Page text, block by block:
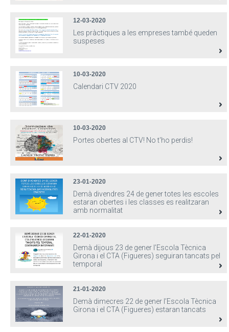
12-03-2020
Les pràctiques a les empreses també queden
suspeses
10-03-2020
Calendari CTV 2020
10-03-2020
Portes obertes al CTV! No t'ho perdis!
23-01-2020
Demà divendres 24 de gener totes les escoles
estaran obertes i les classes es realitzaran
amb normalitat
22-01-2020
Demà dijous 23 de gener l’Escola Tècnica
Girona i el CTA (Figueres) seguiran tancats pel
temporal
21-01-2020
Demà dimecres 22 de gener l’Escola Tècnica
Girona i el CTA (Figueres) estaran tancats